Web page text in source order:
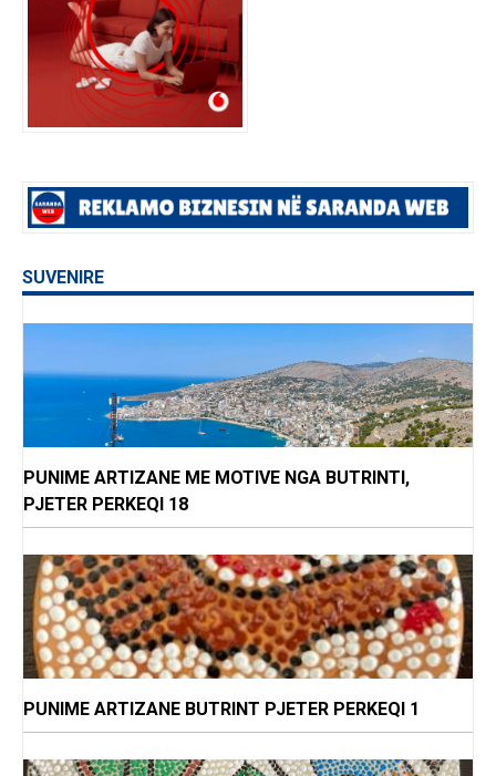
SUVENIRE
PUNIME ARTIZANE ME MOTIVE NGA BUTRINTI,
PJETER PERKEQI 18
PUNIME ARTIZANE BUTRINT PJETER PERKEQI 1